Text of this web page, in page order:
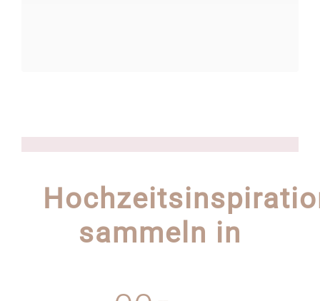
sammeln in